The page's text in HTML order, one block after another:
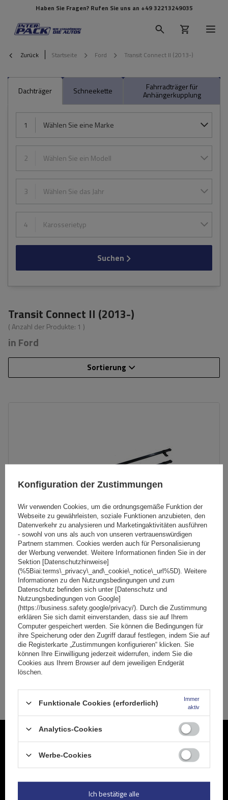
Haben Sie Fragen? Rufen Sie uns an +49 32213249035
Zurück Startseite Ford Transit Connect II (2013-)
Dachträger Schneekette Fahrradträger für
Anhängerkupplung
1 Wählen Sie eine Marke
2 Wählen Sie ein Modell
3 Wählen Sie das Jahr
4 Karosserietyp
Suchen
Transit Connect II (2013-)
( Anzahl der Produkte: 1 )
in Ford
Sortierung
Mont Blanc Pro Rack 314 Dachträger Ford Transit
Connect II 2013-
205,99 €inkl. MwSt
Große Menge verfügbar Wir versenden schon am10. August
In den
Abonnieren Sie unseren Newsletter, um regelmäßig über
Konfiguration der Zustimmungen
Wir verwenden Cookies, um die ordnungsgemäße Funktion der
Webseite zu gewährleisten, soziale Funktionen anzubieten, den
Datenverkehr zu analysieren und Marketingaktivitäten ausführen
- sowohl von uns als auch von unseren vertrauenswürdigen
Partnern stammen. Cookies werden auch für Personalisierung
der Werbung verwendet. Weitere Informationen finden Sie in der
Sektion [Datenschutzhinweise]
(%5Biai:terms\_privacy\_and\_cookie\_notice\_url%5D). Weitere
Informationen zu den Nutzungsbedingungen und zum
Datenschutz befinden sich unter [Datenschutz und
Nutzungsbedingungen von Google]
(https://business.safety.google/privacy/). Durch die Zustimmung
erklären Sie sich damit einverstanden, dass sie auf Ihrem
Computer gespeichert werden. Sie können die Bedingungen für
ihre Speicherung oder den Zugriff darauf festlegen, indem Sie auf
die Registerkarte „Zustimmungen konfigurieren“ klicken. Sie
können Ihre Einwilligung jederzeit widerrufen, indem Sie die
Cookies aus Ihrem Browser auf dem jeweiligen Endgerät
löschen.
Funktionale Cookies (erforderlich)
Immer
aktiv
Analytics-Cookies
Werbe-Cookies
Ich bestätige alle